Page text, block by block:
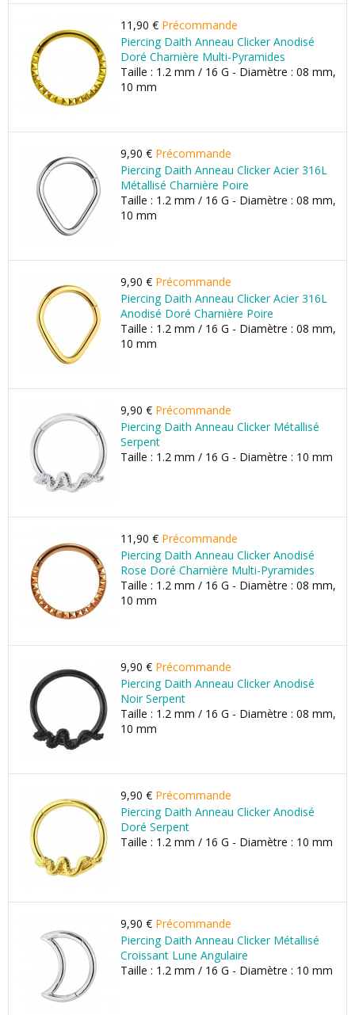
11,90 € Précommande
Piercing Daith Anneau Clicker Anodisé
Doré Charnière Multi-Pyramides
Taille : 1.2 mm / 16 G - Diamètre : 08 mm,
10 mm
9,90 € Précommande
Piercing Daith Anneau Clicker Acier 316L
Métallisé Charnière Poire
Taille : 1.2 mm / 16 G - Diamètre : 08 mm,
10 mm
9,90 € Précommande
Piercing Daith Anneau Clicker Acier 316L
Anodisé Doré Charnière Poire
Taille : 1.2 mm / 16 G - Diamètre : 08 mm,
10 mm
9,90 € Précommande
Piercing Daith Anneau Clicker Métallisé
Serpent
Taille : 1.2 mm / 16 G - Diamètre : 10 mm
11,90 € Précommande
Piercing Daith Anneau Clicker Anodisé
Rose Doré Charnière Multi-Pyramides
Taille : 1.2 mm / 16 G - Diamètre : 08 mm,
10 mm
9,90 € Précommande
Piercing Daith Anneau Clicker Anodisé
Noir Serpent
Taille : 1.2 mm / 16 G - Diamètre : 08 mm,
10 mm
9,90 € Précommande
Piercing Daith Anneau Clicker Anodisé
Doré Serpent
Taille : 1.2 mm / 16 G - Diamètre : 10 mm
9,90 € Précommande
Piercing Daith Anneau Clicker Métallisé
Croissant Lune Angulaire
Taille : 1.2 mm / 16 G - Diamètre : 10 mm